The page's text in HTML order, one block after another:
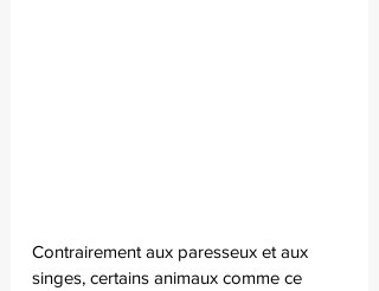
Contrairement aux paresseux et aux
singes, certains animaux comme ce